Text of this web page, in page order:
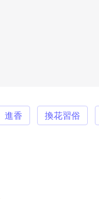
進香 換花習俗